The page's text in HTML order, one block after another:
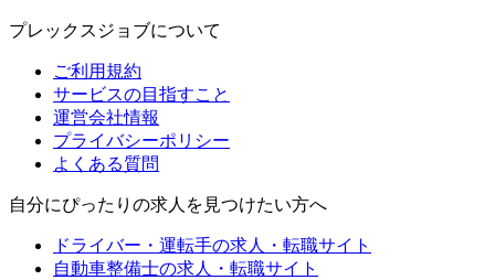
プレックスジョブについて
ご利用規約
サービスの目指すこと
運営会社情報
プライバシーポリシー
よくある質問
自分にぴったりの求人を見つけたい方へ
ドライバー・運転手の求人・転職サイト
自動車整備士の求人・転職サイト